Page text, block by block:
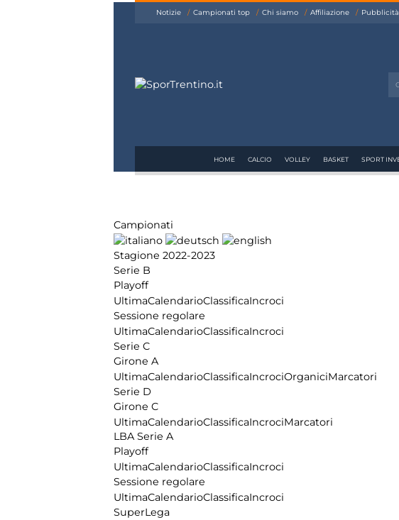
Notizie Campionati top Chi siamo Affiliazione Pubblicità
HOME CALCIO VOLLEY BASKET SPORT
Campionati
Stagione 2022-2023
Serie B
Playoff
UltimaCalendarioClassificaIncroci
Sessione regolare
UltimaCalendarioClassificaIncroci
Serie C
Girone A
UltimaCalendarioClassificaIncrociOrganiciMarcatori
Serie D
Girone C
UltimaCalendarioClassificaIncrociMarcatori
LBA Serie A
Playoff
UltimaCalendarioClassificaIncroci
Sessione regolare
UltimaCalendarioClassificaIncroci
SuperLega